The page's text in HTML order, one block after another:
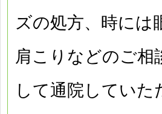
ズの処方、時には
肩こりなどのご相
して通院してい